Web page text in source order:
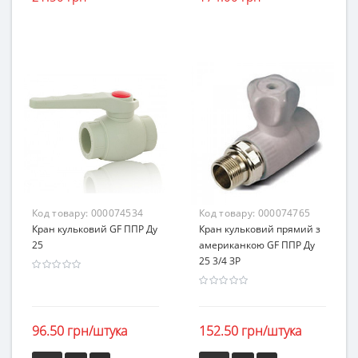
Код товару: 000074534
Кран кульковий GF ППР Ду
25
96.50 грн/штука
Код товару: 000074765
Кран кульковий прямий з
американкою GF ППР Ду
25 3/4 ЗР
152.50 грн/штука